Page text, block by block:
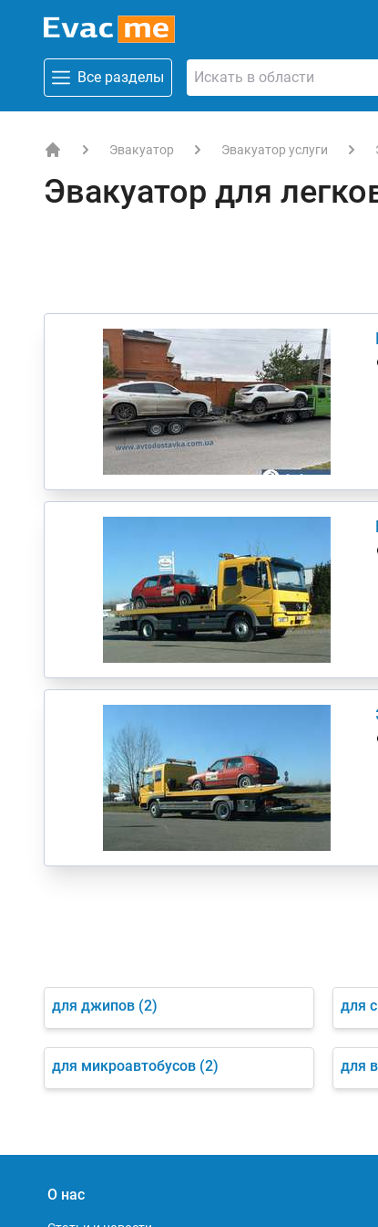
Все разделы
Эвакуатор Эвакуатор услуги
Эвакуатор для
для джипов (2) для
для микроавтобусов (2) для
О нас